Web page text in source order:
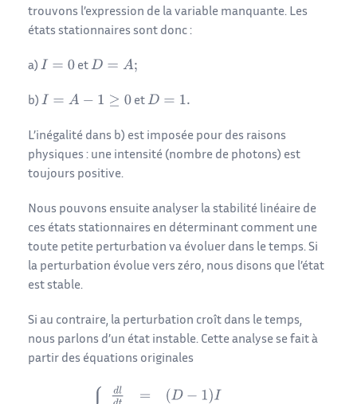
trouvons l’expression de la variable manquante. Les
états stationnaires sont donc :
a) et
b) et
L’inégalité dans b) est imposée pour des raisons
physiques : une intensité (nombre de photons) est
toujours positive.
Nous pouvons ensuite analyser la stabilité linéaire de
ces états stationnaires en déterminant comment une
toute petite perturbation va évoluer dans le temps. Si
la perturbation évolue vers zéro, nous disons que l’état
est stable.
Si au contraire, la perturbation croît dans le temps,
nous parlons d’un état instable. Cette analyse se fait à
partir des équations originales